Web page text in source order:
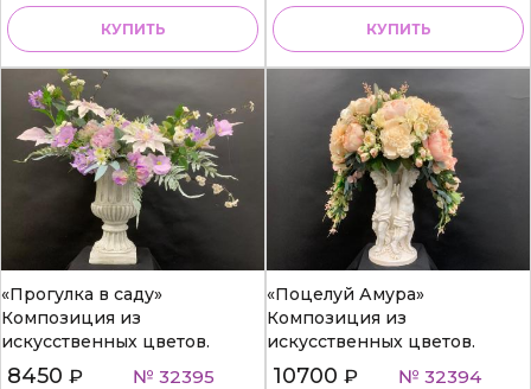
КУПИТЬ КУПИТЬ
«Прогулка в саду»
Композиция из
искусственных цветов.
8450 ₽ № 32395
«Поцелуй Амура»
Композиция из
искусственных цветов.
10700 ₽ № 32394